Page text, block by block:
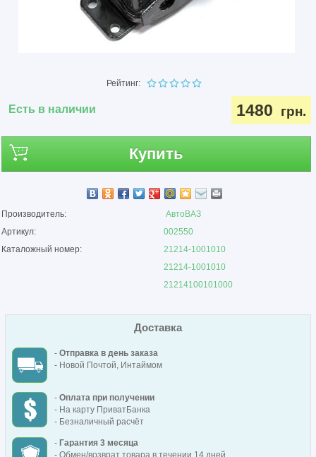
Рейтинг:
Есть в наличии 1480 грн.
Купить
Производитель:
АвтоВАЗ
Артикул:
002550
Каталожный номер:
21214-1001010
21214-1001010
21214100101000
Доставка
- Отправка в день заказа
- Новой Почтой, Интаймом
- Оплата при получении
- На карту ПриватБанка
- Безналичный расчёт
- Гарантия 3 месяца